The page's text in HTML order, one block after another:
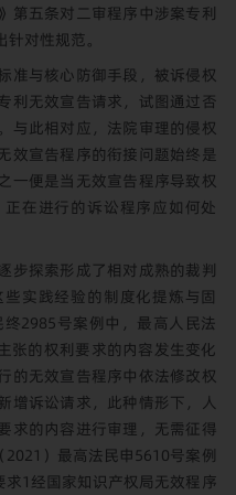
第五条对二审程序中涉案专利
对性规范。
准与核心防御手段，被诉侵权
利无效宣告请求，试图通过否
与此相对应，法院审理的侵权
效宣告程序的衔接问题始终是
一便是当无效宣告程序导致权
在进行的诉讼程序应如何处
步探索形成了相对成熟的裁判
实践经验的制度化提炼与固
2985号案例中，最高人民法
张的权利要求的内容发生变化
的无效宣告程序中依法修改权
增诉讼请求，此种情形下，人
求的内容进行审理，无需征得
）最高法民申5610号案例
1经国家知识产权局无效程序